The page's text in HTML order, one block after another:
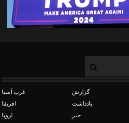
غرب آسیا
افریقا
اروپا
گزارش
یادداشت
خبر